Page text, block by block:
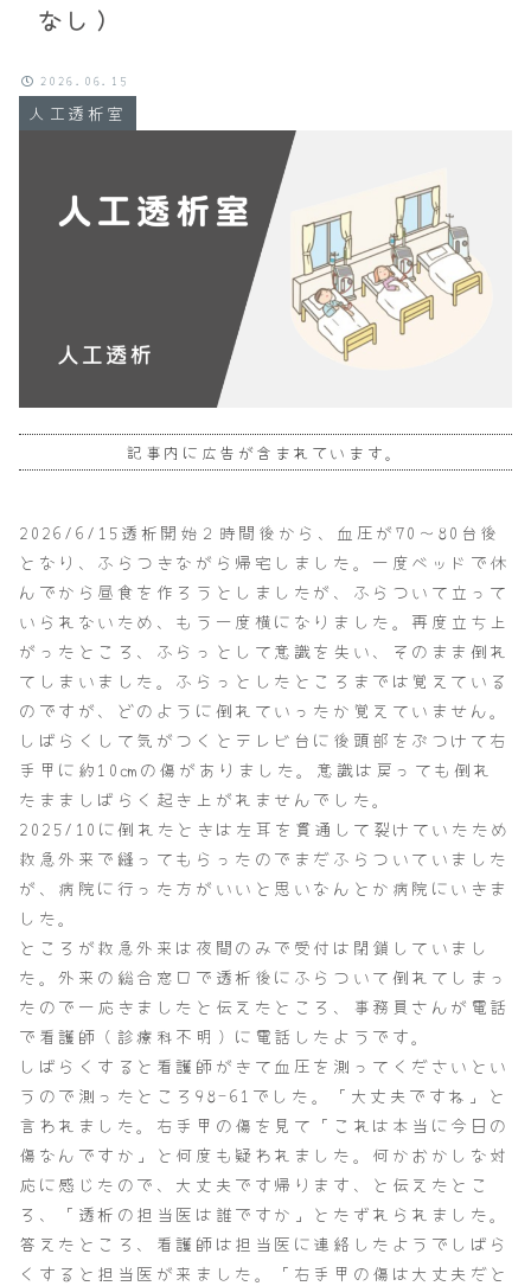
なし）
人工透析室
2026.06.15
記事内に広告が含まれています。
2026/6/15透析開始２時間後から、血圧が70～80台後
となり、ふらつきながら帰宅しました。一度ベッドで休
んでから昼食を作ろうとしましたが、ふらついて立って
いられないため、もう一度横になりました。再度立ち上
がったところ、ふらっとして意識を失い、そのまま倒れ
てしまいました。ふらっとしたところまでは覚えている
のですが、どのように倒れていったか覚えていません。
しばらくして気がつくとテレビ台に後頭部をぶつけて右
手甲に約10㎝の傷がありました。意識は戻っても倒れ
たまましばらく起き上がれませんでした。
2025/10に倒れたときは左耳を貫通して裂けていたため
救急外来で縫ってもらったのでまだふらついていました
が、病院に行った方がいいと思いなんとか病院にいきま
した。
ところが救急外来は夜間のみで受付は閉鎖していまし
た。外来の総合窓口で透析後にふらついて倒れてしまっ
たので一応きましたと伝えたところ、事務員さんが電話
で看護師（診療科不明）に電話したようです。
しばらくすると看護師がきて血圧を測ってくださいとい
うので測ったところ98-61でした。「大丈夫ですね」と
言われました。右手甲の傷を見て「これは本当に今日の
傷なんですか」と何度も疑われました。何かおかしな対
応に感じたので、大丈夫です帰ります、と伝えたとこ
ろ、「透析の担当医は誰ですか」とたずれられました。
答えたところ、看護師は担当医に連絡したようでしばら
くすると担当医が来ました。「右手甲の傷は大丈夫だと